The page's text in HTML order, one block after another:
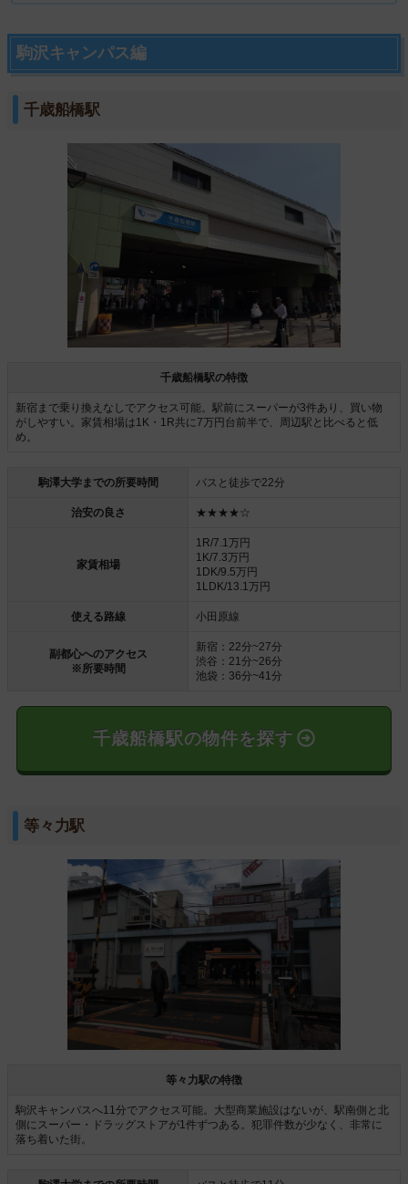
駒沢キャンパス編
千歳船橋駅
千歳船橋駅の特徴
新宿まで乗り換えなしでアクセス可能。駅前にスーパーが3件あり、買い物
がしやすい。家賃相場は1K・1R共に7万円台前半で、周辺駅と比べると低
め。
駒澤大学までの所要時間 バスと徒歩で22分
治安の良さ ★★★★☆
家賃相場
1R/7.1万円
1K/7.3万円
1DK/9.5万円
1LDK/13.1万円
使える路線 小田原線
副都心へのアクセス
※所要時間
新宿：22分~27分
渋谷：21分~26分
池袋：36分~41分
千歳船橋駅の物件を探す
等々力駅
等々力駅の特徴
駒沢キャンパスへ11分でアクセス可能。大型商業施設はないが、駅南側と北
側にスーパー・ドラッグストアが1件ずつある。犯罪件数が少なく、非常に
落ち着いた街。